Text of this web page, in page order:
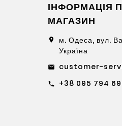
ІНФОРМАЦІЯ
МАГАЗИН
location_on
м. Одеса, вул.
Україна
email customer-
call +38 095 794